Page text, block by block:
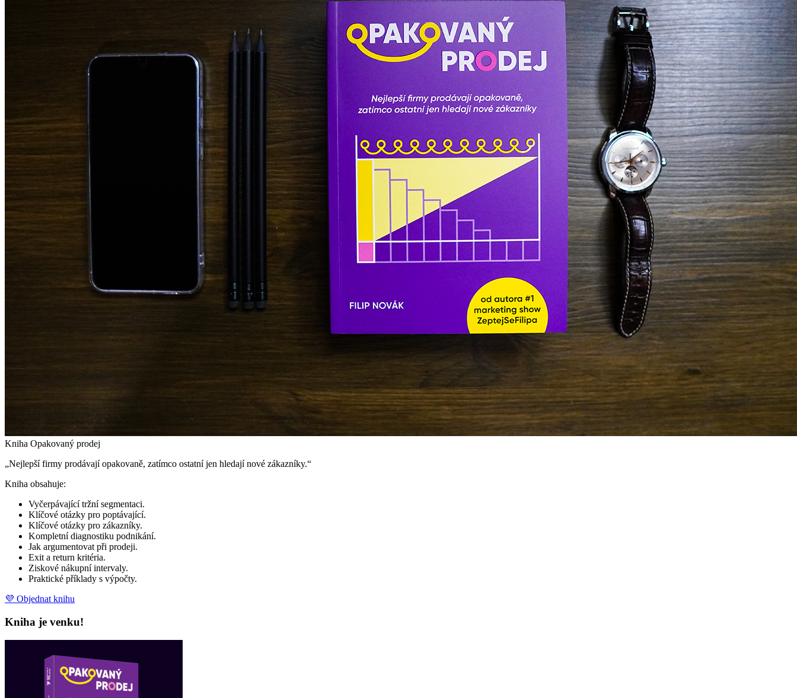
Kniha Opakovaný prodej
„Nejlepší firmy prodávají opakovaně, zatímco ostatní jen hledají nové zákazníky.“
Kniha obsahuje:
Vyčerpávající tržní segmentaci.
Klíčové otázky pro poptávající.
Klíčové otázky pro zákazníky.
Kompletní diagnostiku podnikání.
Jak argumentovat při prodeji.
Exit a return kritéria.
Ziskové nákupní intervaly.
Praktické příklady s výpočty.
💜 Objednat knihu
Kniha je venku!